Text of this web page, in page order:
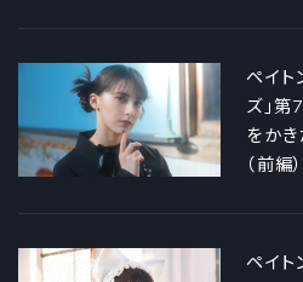
ペイト
ズ」
をかき
（前編）
ペイト